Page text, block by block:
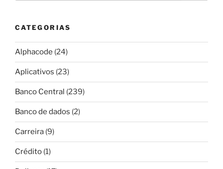
CATEGORIAS
Alphacode (24)
Aplicativos (23)
Banco Central (239)
Banco de dados (2)
Carreira (9)
Crédito (1)